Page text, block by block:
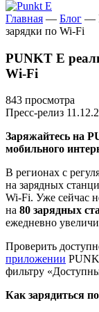
Главная — Блог —
зарядки по Wi-Fi
PUNKT E
Wi-Fi
843 просмотра
Пресс-релиз
Заряжайтесь на
мобильного
В регионах с
на зарядных
Wi-Fi. Уже сейчас
на 80 зарядных
ежедневно
Проверить
приложении
фильтру
Как зарядиться